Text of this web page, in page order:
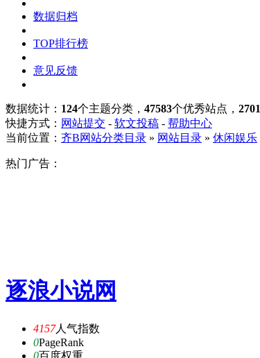
数据归档
TOP排行榜
意见反馈
数据统计： 124个主题分类， 47583个优秀站点， 2701
快捷方式： 网站提交 - 软文投稿 - 帮助中心
当前位置： 齐B网站分类目录 » 网站目录 » 休闲娱乐
热门广告：
逐浪小说网
4157人气指数
0PageRank
0百度权重